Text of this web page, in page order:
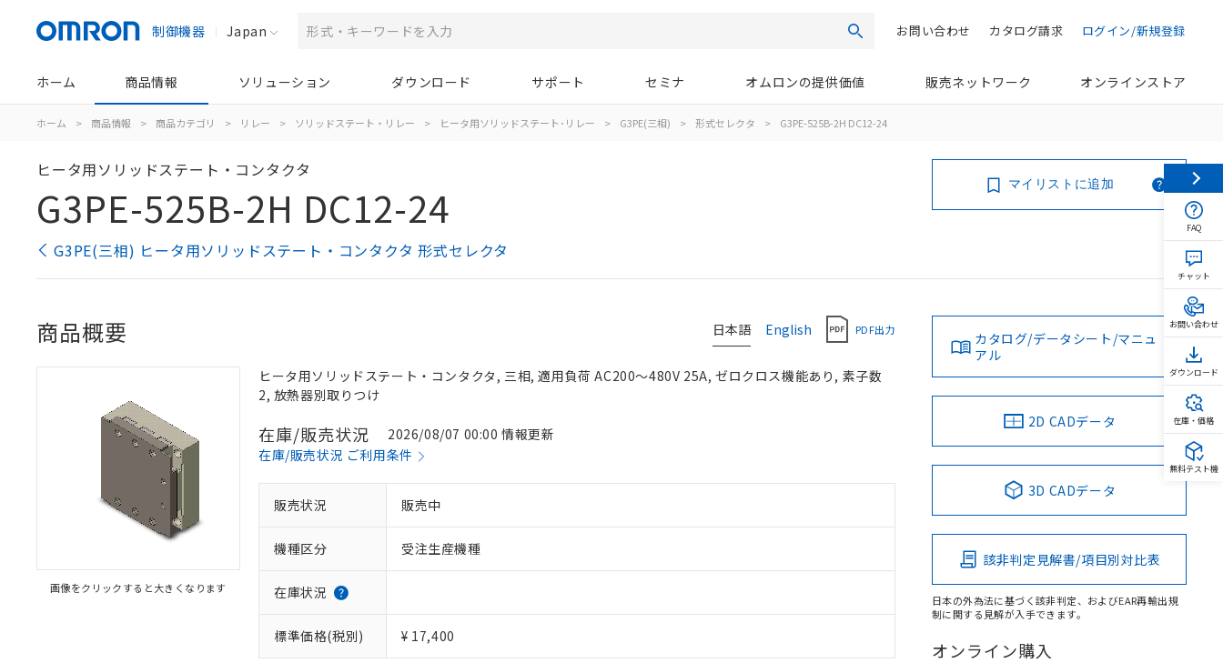
制御機器 Japan 検索 ログイン/新規登録
カタログ請求
お問い合わせ
ホーム 商品情報 ソリューション ダウンロード サポート セミナ オムロンの提供価値 販売ネットワーク オンラインストア
ホーム > 商品情報 > 商品カテゴリ > リレー > ソリッドステート・リレー > ヒータ用ソリッドステート･リレー > G3PE(三相) > 形式セレクタ > G3PE-525B-2H DC12-24
ヒータ用ソリッドステート・コンタクタ
G3PE-525B-2H DC12-24
G3PE(三相) ヒータ用ソリッドステート・コンタクタ 形式セレクタ
マイリストに追加
日本語 English PDF出力
商品概要
画像をクリックすると大きくなります
ヒータ用ソリッドステート・コンタクタ, 三相, 適用負荷 AC200～480V 25A, ゼロクロス機能あり, 素子数
2, 放熱器別取りつけ
在庫/販売状況
2026/08/07 00:00 情報更新
在庫/販売状況 ご利用条件
販売状況 販売中
機種区分 受注生産機種
在庫状況
標準価格(税別) ¥ 17,400
カタログ/データシート/マニュ
アル
2D CADデータ
3D CADデータ
該非判定見解書/項目別対比表
日本の外為法に基づく該非判定、およびEAR再輸出規
制に関する見解が入手できます。
オンライン購入
FAQ
チャット
お問い合わせ
ダウンロード
在庫・価格
無料テスト機